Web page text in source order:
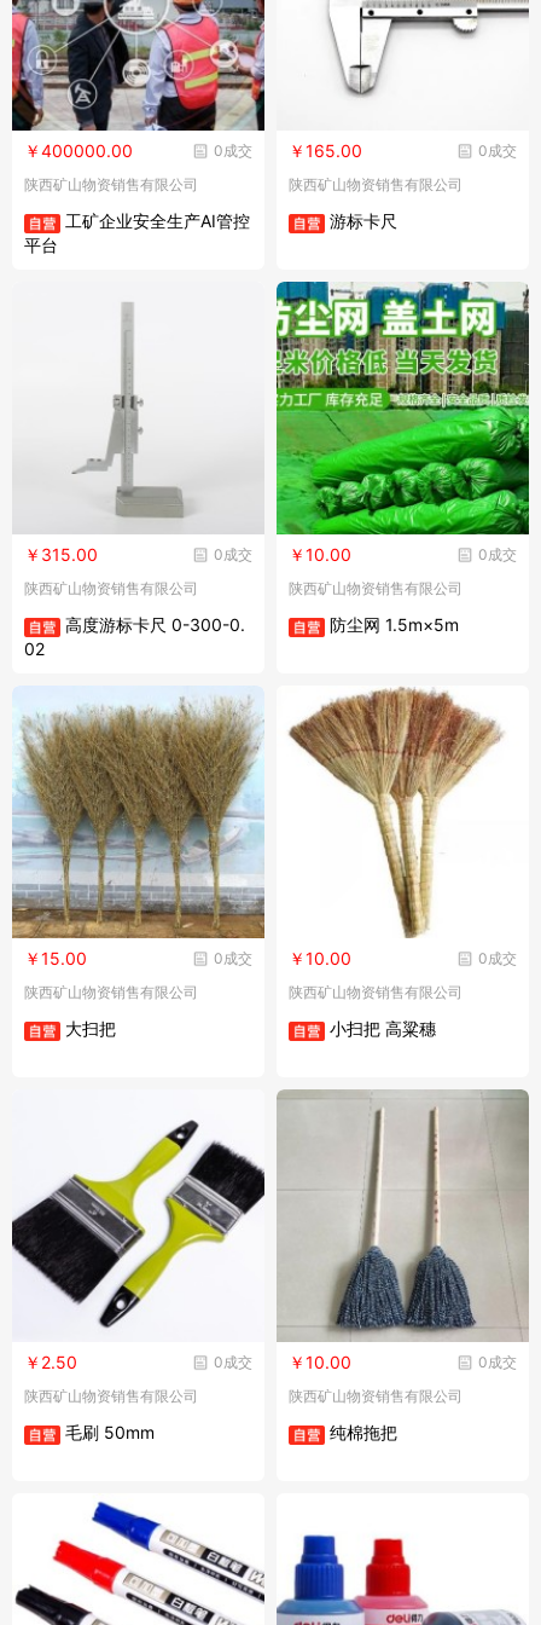
0成交
￥400000.00
陕西矿山物资销售有限公司
工矿企业安全生产AI管控
平台
0成交
￥165.00
陕西矿山物资销售有限公司
游标卡尺
0成交
￥315.00
陕西矿山物资销售有限公司
高度游标卡尺 0-300-0.
02
0成交
￥10.00
陕西矿山物资销售有限公司
防尘网 1.5m×5m
0成交
￥15.00
陕西矿山物资销售有限公司
大扫把
0成交
￥10.00
陕西矿山物资销售有限公司
小扫把 高粱穗
0成交
￥2.50
陕西矿山物资销售有限公司
毛刷 50mm
0成交
￥10.00
陕西矿山物资销售有限公司
纯棉拖把